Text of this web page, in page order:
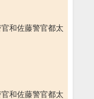
和佐藤警官都太
和佐藤警官都太